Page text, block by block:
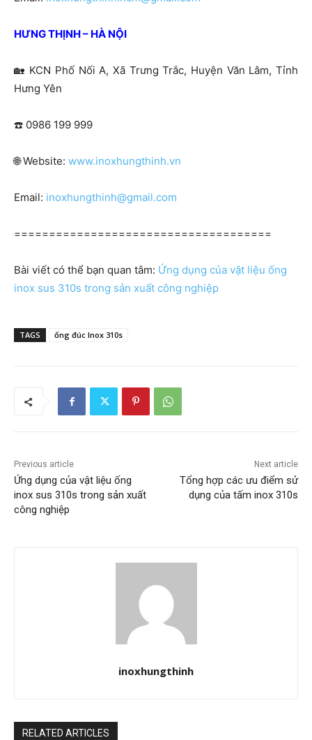
HƯNG THỊNH – HÀ NỘI
🏡 KCN Phố Nối A, Xã Trưng Trắc, Huyện Văn Lâm, Tỉnh
Hưng Yên
☎️ 0986 199 999
🌐Website: www.inoxhungthinh.vn
Email: inoxhungthinh@gmail.com
=====================================
Bài viết có thể bạn quan tâm: Ứng dụng của vật liệu ống
inox sus 310s trong sản xuất công nghiệp
TAGS ống đúc Inox 310s
Previous article
Ứng dụng của vật liệu ống
inox sus 310s trong sản xuất
công nghiệp
Next article
Tổng hợp các ưu điểm sử
dụng của tấm inox 310s
inoxhungthinh
RELATED ARTICLES